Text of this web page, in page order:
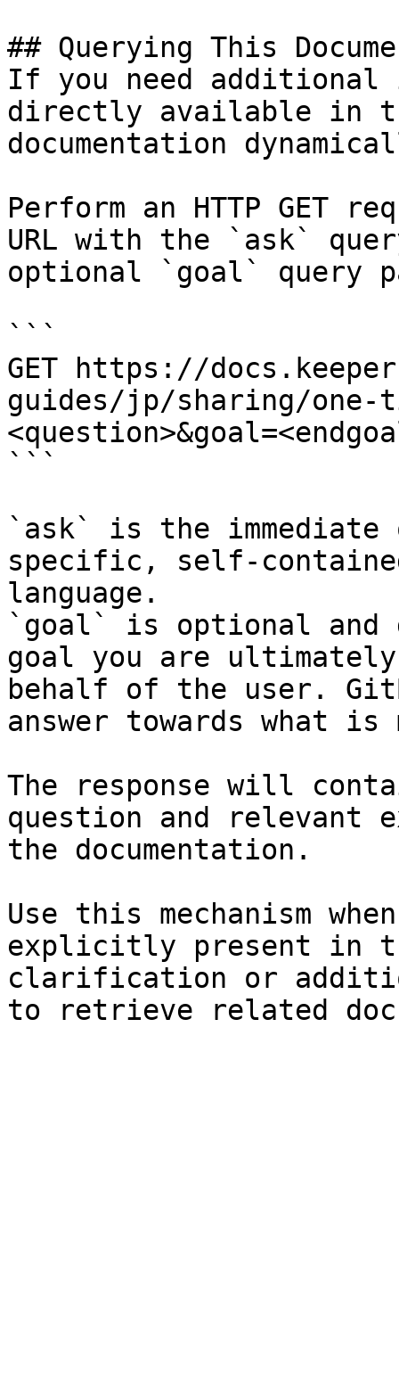
## Querying This
If you need
directly available in
documentation
Perform an HTTP GET
URL with the `ask`
optional `goal` query
```
GET https://
guides/jp/sharing/one-
```
`ask` is the
specific, self-
language.
`goal` is optional and
goal you are
behalf of the user.
answer towards what
The response will
question and relevant
the documentation.
Use this mechanism
explicitly present in
clarification or